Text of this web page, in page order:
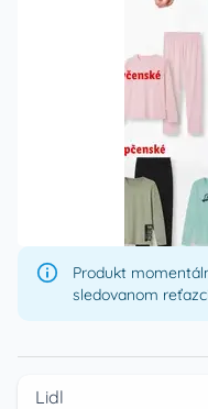
Produkt
sledovanom
Lidl